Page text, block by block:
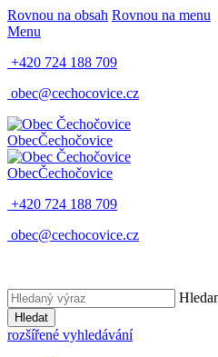
Rovnou na obsah Rovnou na menu
Menu
+420 724 188 709
obec@cechocovice.cz
ObecČechočovice
ObecČechočovice
+420 724 188 709
obec@cechocovice.cz
Hledat
rozšířené vyhledávání